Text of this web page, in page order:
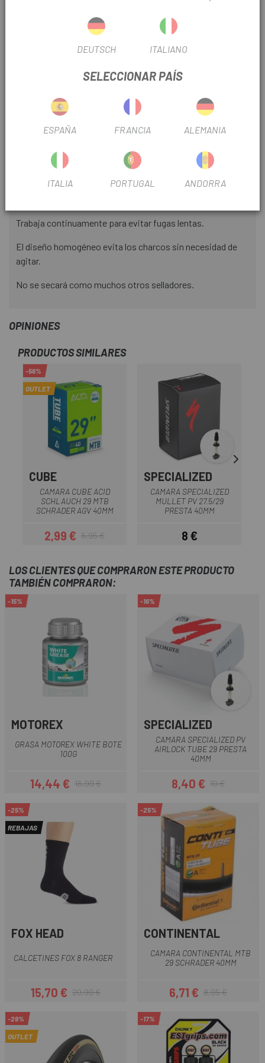
fin de evitar que se produzcan fugas lentas, por lo que, en
abordamos el problema común de la acumulación de
que la combinación de llanta/cámara siempre rodará suave
y uniforme.
Sellador de esclusas de aire para la mejor oportunidad de
Trabaja continuamente para evitar fugas lentas.
El diseño homogéneo evita los charcos sin necesidad de
agitar.
No se secará como muchos otros selladores.
OPINIONES
PRODUCTOS SIMILARES
-56%
OUTLET
CUBE
CAMARA CUBE ACID
SCHLAUCH 29 MTB
SCHRADER AGV 40MM
Precio
2,99 €Precio regular
6,95 €
SPECIALIZED
CAMARA SPECIALIZED
MULLET PV 27.5/29
PRESTA 40MM
Precio
8 €
LOS CLIENTES QUE COMPRARON ESTE PRODUCTO
TAMBIÉN COMPRARON:
-15%
MOTOREX
GRASA MOTOREX WHITE BOTE
100G
Precio
14,44 €Precio regular
16,99 €
-16%
SPECIALIZED
CAMARA SPECIALIZED PV
AIRLOCK TUBE 29 PRESTA
40MM
Precio
8,40 €Precio regular
10 €
-25%
REBAJAS
FOX HEAD
CALCETINES FOX 8 RANGER
Precio
15,70 €Precio regular
20,99 €
-25%
CONTINENTAL
CAMARA CONTINENTAL MTB
29 SCHRADER 40MM
Precio
6,71 €Precio regular
8,95 €
-29%
OUTLET
-17%
DEUTSCH ITALIANO
SELECCIONAR PAÍS
ESPAÑA FRANCIA ALEMANIA
ITALIA PORTUGAL ANDORRA